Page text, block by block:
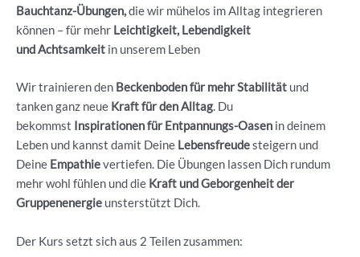
Bauchtanz-Übungen,die wir mühelos im Alltag integrieren
können – für mehr Leichtigkeit, Lebendigkeit
und Achtsamkeit in unserem Leben
Wir trainieren den Beckenboden für mehr Stabilität und
tanken ganz neue Kraft für den Alltag. Du
bekommst Inspirationen für Entpannungs-Oasen in deinem
Leben und kannst damit Deine Lebensfreudesteigern und
Deine Empathievertiefen. Die Übungen lassen Dich rundum
mehr wohl fühlen und die Kraft und Geborgenheit der
Gruppenenergie unsterstützt Dich.
Der Kurs setzt sich aus 2 Teilen zusammen: